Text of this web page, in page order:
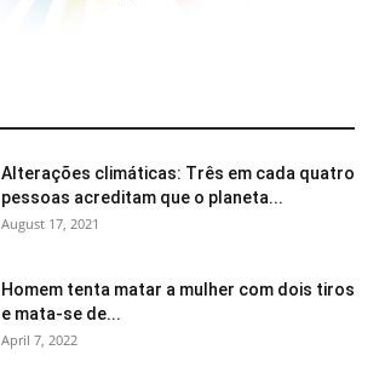
Alterações climáticas: Três em cada quatro
pessoas acreditam que o planeta...
August 17, 2021
Homem tenta matar a mulher com dois tiros
e mata-se de...
April 7, 2022